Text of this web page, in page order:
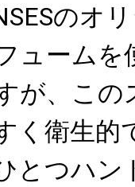
のオ
ュームを
が、この
く衛生的
とつハン